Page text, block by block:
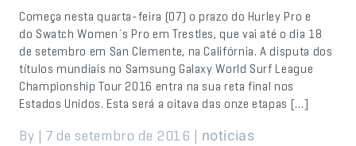
Começa nesta quarta-feira (07) o prazo do Hurley Pro e
do Swatch Women´s Pro em Trestles, que vai até o dia 18
de setembro em San Clemente, na Califórnia. A disputa dos
títulos mundiais no Samsung Galaxy World Surf League
Championship Tour 2016 entra na sua reta final nos
Estados Unidos. Esta será a oitava das onze etapas […]
By | 7 de setembro de 2016 | noticias